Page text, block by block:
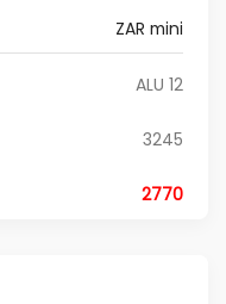
ZAR mini
ALU 12
3245
2770